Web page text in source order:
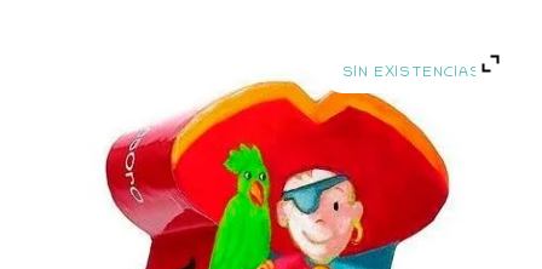
SIN EXISTENCIAS